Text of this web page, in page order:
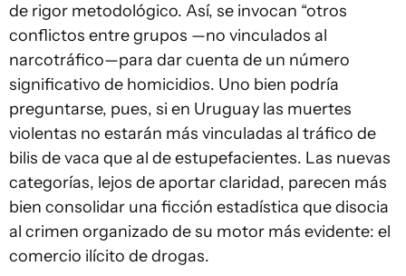
de rigor metodológico. Así, se invocan “otros
conflictos entre grupos —no vinculados al
narcotráfico—para dar cuenta de un número
significativo de homicidios. Uno bien podría
preguntarse, pues, si en Uruguay las muertes
violentas no estarán más vinculadas al tráfico de
bilis de vaca que al de estupefacientes. Las nuevas
categorías, lejos de aportar claridad, parecen más
bien consolidar una ficción estadística que disocia
al crimen organizado de su motor más evidente: el
comercio ilícito de drogas.